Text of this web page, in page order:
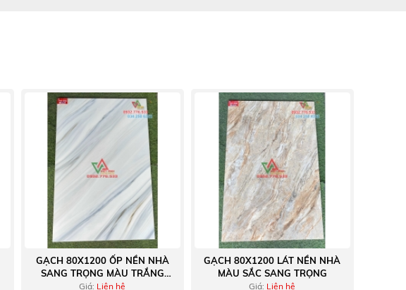
GẠCH 80X1200 ỐP NỀN NHÀ
SANG TRỌNG MÀU TRẮNG
XANH
Giá: Liện hệ
GẠCH 80X1200 LÁT NỀN NHÀ
MÀU SẮC SANG TRỌNG
Giá: Liện hệ